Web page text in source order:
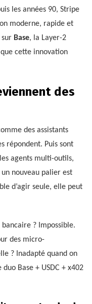
les années 90, Stripe
moderne, rapide et
sur Base, la Layer-2
cette innovation
des
des assistants
répondent. Puis sont
agents multi-outils,
un nouveau palier est
d’agir seule, elle peut
? Impossible.
des micro-
? Inadapté quand on
Base + USDC + x402